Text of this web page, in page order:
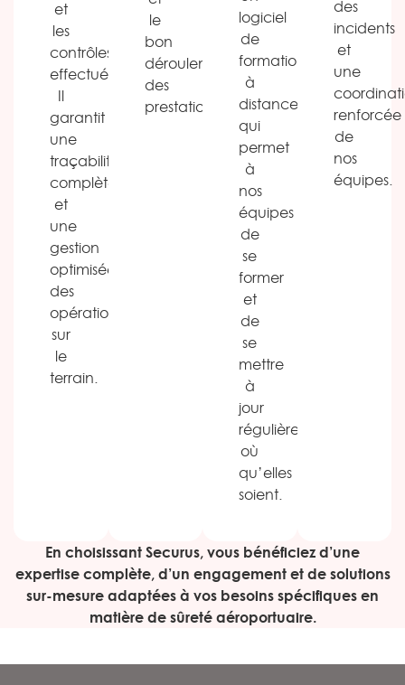
et
les
contrôles
effectués.
Il
garantit
une
traçabilité
complète
et
une
gestion
optimisée
des
opérations
sur
le
terrain.
le
bon
déroulement
des
prestations.
logiciel
de
formation
à
distance,
qui
permet
à
nos
équipes
de
se
former
et
de
se
mettre
à
jour
régulièrement,
où
qu’elles
soient.
des
incidents
et
une
renforcée
de
nos
équipes.
En choisissant Securus, vous bénéficiez d’une
expertise complète, d’un engagement et de solutions
sur-mesure adaptées à vos besoins spécifiques en
matière de sûreté aéroportuaire.